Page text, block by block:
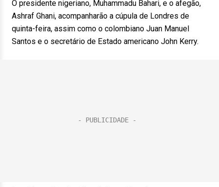
O presidente nigeriano, Muhammadu Bahari, e o afegão,
Ashraf Ghani, acompanharão a cúpula de Londres de
quinta-feira, assim como o colombiano Juan Manuel
Santos e o secretário de Estado americano John Kerry.